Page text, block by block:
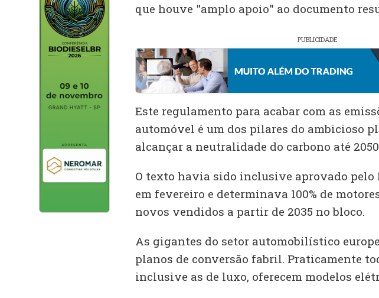
que houve "amplo apoio" ao documento
PUBLICIDADE
Este regulamento para acabar com as
automóvel é um dos pilares do ambicioso
alcançar a neutralidade do carbono até
O texto havia sido inclusive aprovado pelo
em fevereiro e determinava 100% de
novos vendidos a partir de 2035 no bloco.
As gigantes do setor automobilístico
planos de conversão fabril. Praticamente
inclusive as de luxo, oferecem modelos